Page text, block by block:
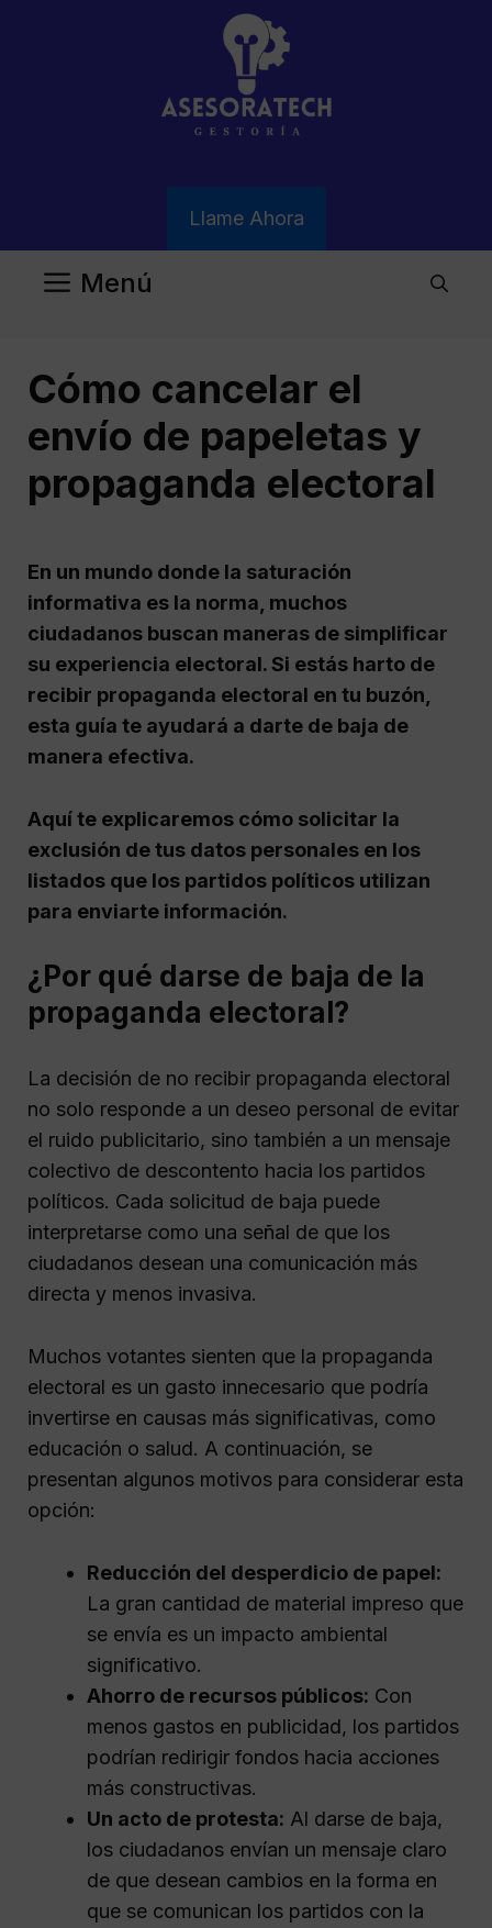
Llame Ahora
Menú
Cómo cancelar el
envío de papeletas y
propaganda electoral
En un mundo donde la saturación
informativa es la norma, muchos
ciudadanos buscan maneras de simplificar
su experiencia electoral. Si estás harto de
recibir propaganda electoral en tu buzón,
esta guía te ayudará a darte de baja de
manera efectiva.
Aquí te explicaremos cómo solicitar la
exclusión de tus datos personales en los
listados que los partidos políticos utilizan
para enviarte información.
¿Por qué darse de baja de la
propaganda electoral?
La decisión de no recibir propaganda electoral
no solo responde a un deseo personal de evitar
el ruido publicitario, sino también a un mensaje
colectivo de descontento hacia los partidos
políticos. Cada solicitud de baja puede
interpretarse como una señal de que los
ciudadanos desean una comunicación más
directa y menos invasiva.
Muchos votantes sienten que la propaganda
electoral es un gasto innecesario que podría
invertirse en causas más significativas, como
educación o salud. A continuación, se
presentan algunos motivos para considerar esta
opción:
Reducción del desperdicio de papel:
La gran cantidad de material impreso que
se envía es un impacto ambiental
significativo.
Ahorro de recursos públicos: Con
menos gastos en publicidad, los partidos
podrían redirigir fondos hacia acciones
más constructivas.
Un acto de protesta: Al darse de baja,
los ciudadanos envían un mensaje claro
de que desean cambios en la forma en
que se comunican los partidos con la